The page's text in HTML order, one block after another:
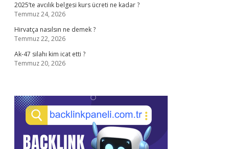
2025’te avcılık belgesi kurs ücreti ne kadar ?
Temmuz 24, 2026
Hirvatça nasılsın ne demek ?
Temmuz 22, 2026
Ak-47 silahı kim icat etti ?
Temmuz 20, 2026